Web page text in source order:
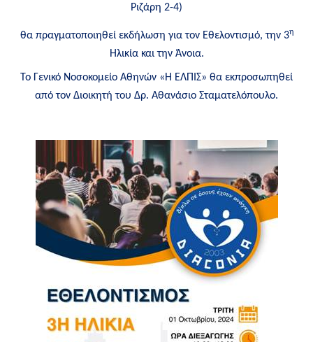
Ριζάρη 2-4)
θα πραγματοποιηθεί εκδήλωση για τον Εθελοντισμό, την 3η
Ηλικία και την Άνοια.
Το Γενικό Νοσοκομείο Αθηνών «Η ΕΛΠΙΣ» θα εκπροσωπηθεί
από τον Διοικητή του Δρ. Αθανάσιο Σταματελόπουλο.